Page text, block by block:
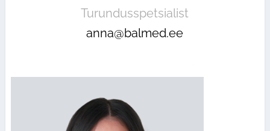
Turundusspetsialist
anna@balmed.ee